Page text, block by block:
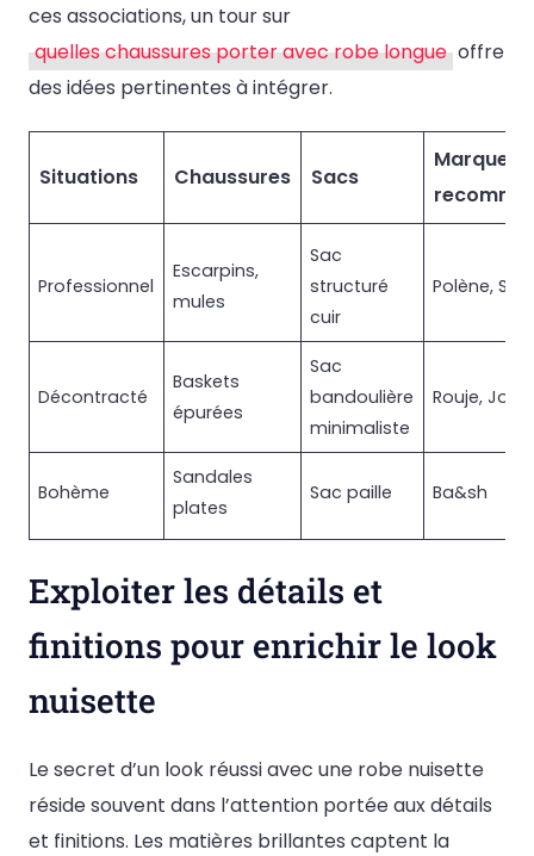
ces associations, un tour sur
quelles chaussures porter avec robe longue offre
des idées pertinentes à intégrer.
Situations Chaussures Sacs
Marques
Professionnel
Escarpins,
mules
Sac
structuré
cuir
Polène,
Décontracté
Baskets
épurées
Sac
bandoulière
minimaliste
Rouje,
Bohème
Sandales
plates
Sac paille Ba&sh
Exploiter les détails et
finitions pour enrichir le look
nuisette
Le secret d’un look réussi avec une robe nuisette
réside souvent dans l’attention portée aux détails
et finitions. Les matières brillantes captent la